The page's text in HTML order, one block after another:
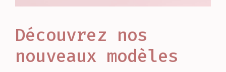
Découvrez nos
nouveaux modèles